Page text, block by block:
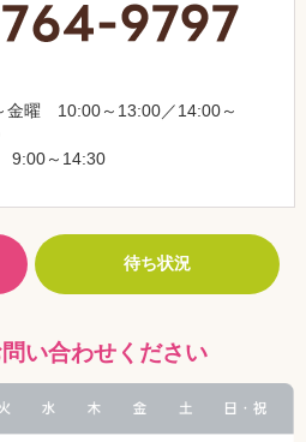
金曜 10:00～13:00／14:00～
～14:30
待ち状況
い合わせください